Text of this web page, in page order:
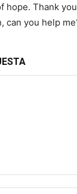
hope. Thank
can you help